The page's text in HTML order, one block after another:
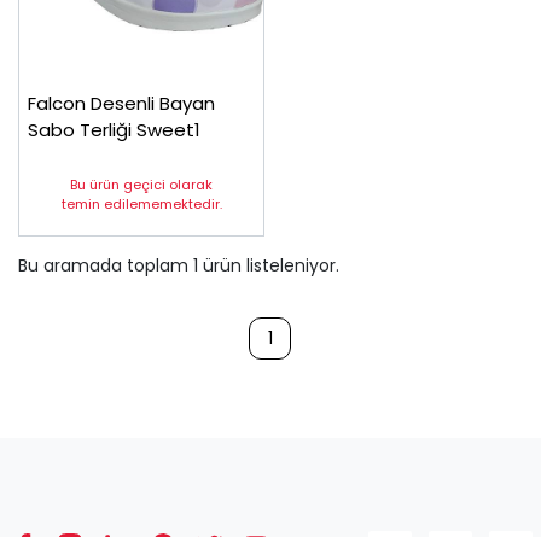
Falcon Desenli Bayan
Sabo Terliği Sweet1
Bu ürün geçici olarak
temin edilememektedir.
Bu aramada toplam 1 ürün listeleniyor.
1